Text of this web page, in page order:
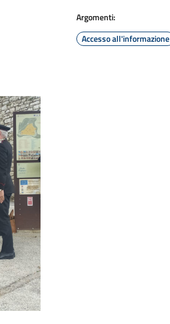
Argomenti:
Accesso all'informazione